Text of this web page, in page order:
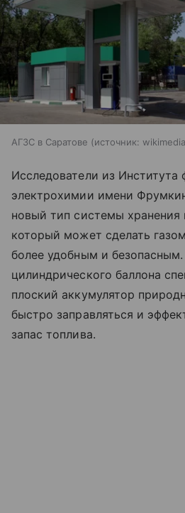
АГЗС в Саратове источник: wikimedia
Исследователи из
электрохимии имени
новый тип системы хранения
который может сделать
более удобным и
цилиндрического баллона
плоский аккумулятор
быстро заправляться и
запас топлива.